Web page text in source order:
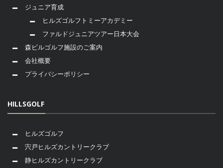
ジュニア育成
ヒルズゴルフトミーアカデミー
ファルドジュニアツアー日本大会
森ビルゴルフ施設のご案内
会社概要
プライバシーポリシー
HILLSGOLF
ヒルズゴルフ
宍戸ヒルズカントリークラブ
静ヒルズカントリークラブ